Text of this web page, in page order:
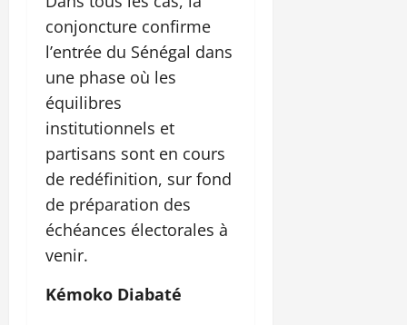
conjoncture confirme
l’entrée du Sénégal dans
une phase où les
équilibres
institutionnels et
partisans sont en cours
de redéfinition, sur fond
de préparation des
échéances électorales à
venir.
Kémoko Diabaté